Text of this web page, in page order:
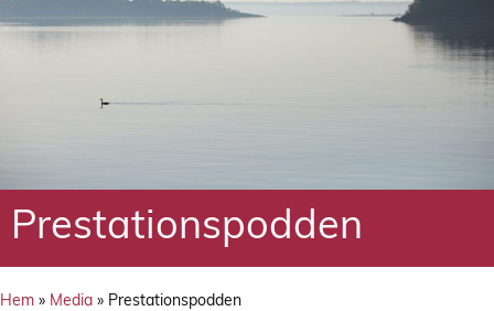
Prestationspodden
Hem » Media » Prestationspodden